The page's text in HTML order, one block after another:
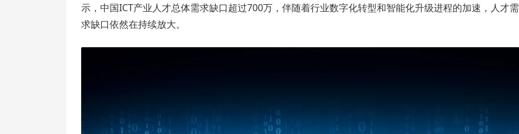
示，中国ICT产业人才总体需求缺口超过700万，伴随着行业数字化转型和智能化升级进程的加速，人才需
求缺口依然在持续放大。